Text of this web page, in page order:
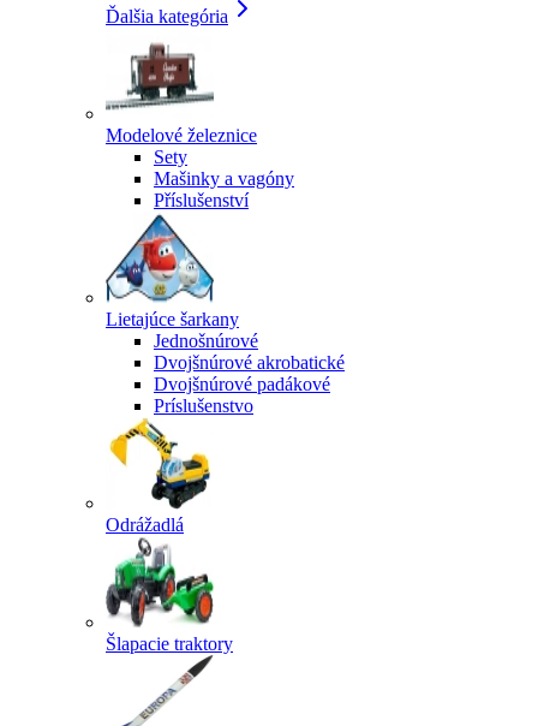
Ďalšia kategória
Modelové železnice
Sety
Mašinky a vagóny
Příslušenství
Lietajúce šarkany
Jednošnúrové
Dvojšnúrové akrobatické
Dvojšnúrové padákové
Príslušenstvo
Odrážadlá
Šlapacie traktory